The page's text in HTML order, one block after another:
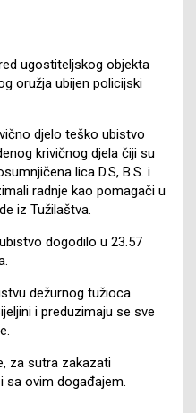
ugostiteljskog objekta
oružja ubijen policijski
djelo teško ubistvo
krivičnog djela čiji su
lica D.S, B.S. i
radnje kao pomagači u
iz Tužilaštva.
dogodilo u 23.57
dežurnog tužioca
i preduzimaju se sve
za sutra zakazati
sa ovim događajem.